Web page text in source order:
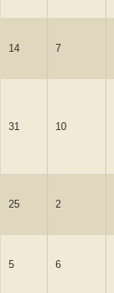
14 7
31 10
25 2
5 6